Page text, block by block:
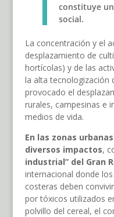
constituye
social.
La concentración y el
desplazamiento de
hortícolas) y de las
la alta tecnologización
provocado el
rurales, campesinas e
medios de vida.
En las zonas
diversos impactos,
industrial” del Gran
internacional donde
costeras deben
por tóxicos utilizados
polvillo del cereal, el